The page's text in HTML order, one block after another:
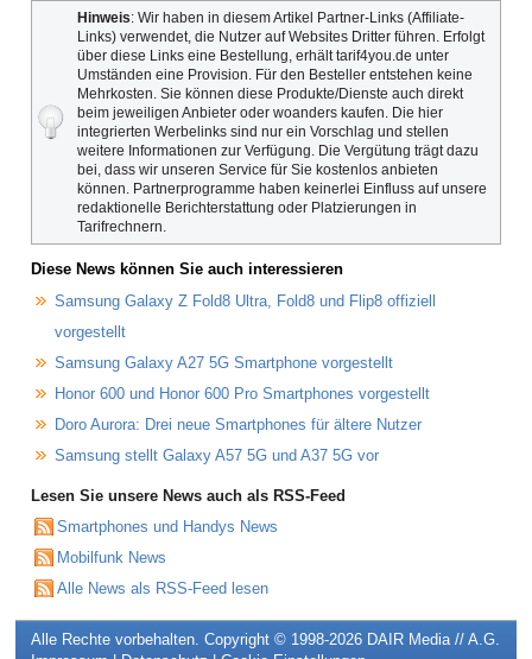
Hinweis: Wir haben in diesem Artikel Partner-Links (Affiliate-
Links) verwendet, die Nutzer auf Websites Dritter führen. Erfolgt
über diese Links eine Bestellung, erhält tarif4you.de unter
Umständen eine Provision. Für den Besteller entstehen keine
Mehrkosten. Sie können diese Produkte/Dienste auch direkt
beim jeweiligen Anbieter oder woanders kaufen. Die hier
integrierten Werbelinks sind nur ein Vorschlag und stellen
weitere Informationen zur Verfügung. Die Vergütung trägt dazu
bei, dass wir unseren Service für Sie kostenlos anbieten
können. Partnerprogramme haben keinerlei Einfluss auf unsere
redaktionelle Berichterstattung oder Platzierungen in
Tarifrechnern.
Diese News können Sie auch interessieren
Samsung Galaxy Z Fold8 Ultra, Fold8 und Flip8 offiziell
vorgestellt
Samsung Galaxy A27 5G Smartphone vorgestellt
Honor 600 und Honor 600 Pro Smartphones vorgestellt
Doro Aurora: Drei neue Smartphones für ältere Nutzer
Samsung stellt Galaxy A57 5G und A37 5G vor
Lesen Sie unsere News auch als RSS-Feed
Smartphones und Handys News
Mobilfunk News
Alle News als RSS-Feed lesen
Alle Rechte vorbehalten. Copyright © 1998-2026 DAIR Media // A.G.